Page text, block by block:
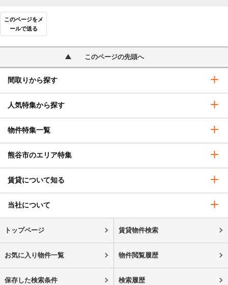
このページをメ
ールで送る
このページの先頭へ
間取りから探す
人気特集から探す
物件特集一覧
熊谷市のエリア特集
賃貸について知る
当社について
トップページ 賃貸物件検索
お気に入り物件一覧 物件閲覧履歴
保存した検索条件 検索履歴